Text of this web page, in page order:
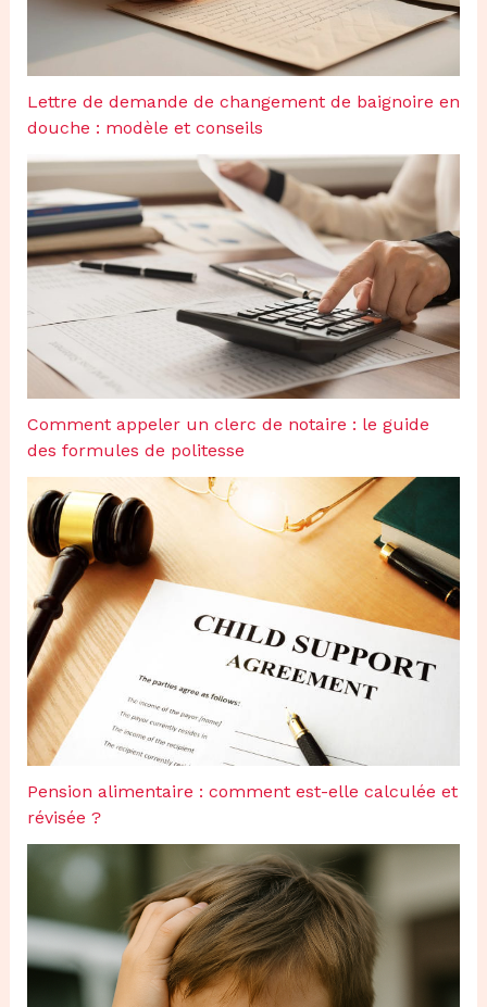
Lettre de demande de changement de baignoire en
douche : modèle et conseils
Comment appeler un clerc de notaire : le guide
des formules de politesse
Pension alimentaire : comment est-elle calculée et
révisée ?